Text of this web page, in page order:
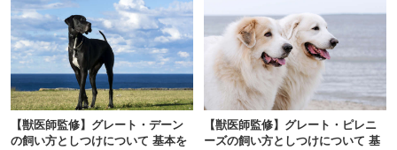
【獣医師監修】グレート・デーン
の飼い方としつけについて 基本を
【獣医師監修】グレート・ピレニ
ーズの飼い方としつけについて 基